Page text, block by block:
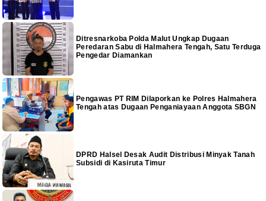
Ditresnarkoba Polda Malut Ungkap Dugaan
Peredaran Sabu di Halmahera Tengah, Satu Terduga
Pengedar Diamankan
Pengawas PT RIM Dilaporkan ke Polres Halmahera
Tengah atas Dugaan Penganiayaan Anggota SBGN
DPRD Halsel Desak Audit Distribusi Minyak Tanah
Subsidi di Kasiruta Timur